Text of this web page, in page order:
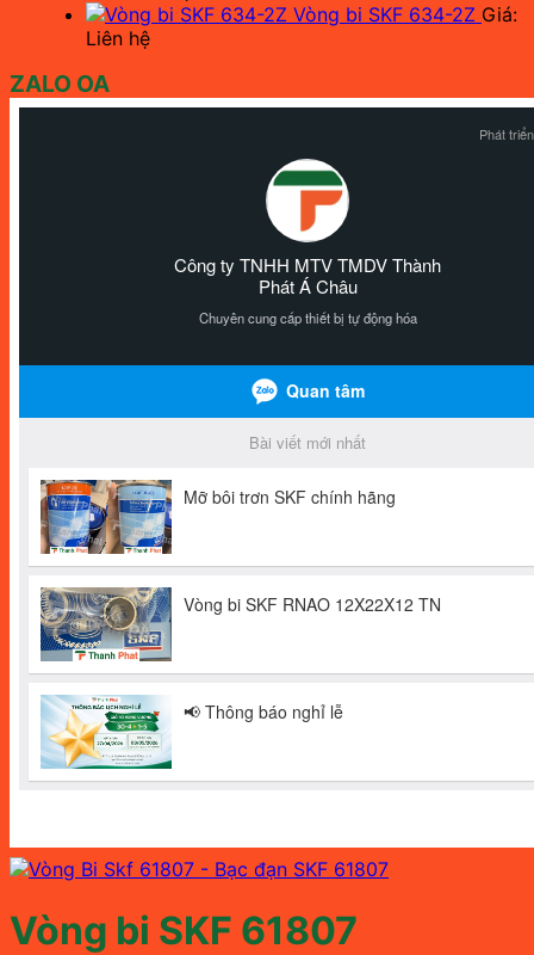
Vòng bi SKF 634-2Z Giá:
Liên hệ
ZALO OA
Vòng bi SKF 61807